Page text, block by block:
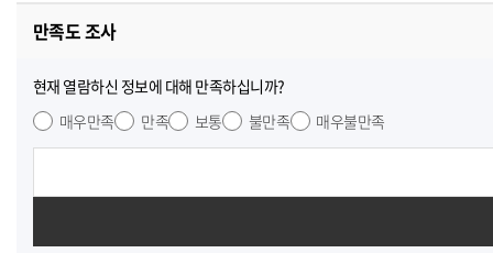
만족도 조사
현재 열람하신 정보에 대해 만족하십니까?
매우만족
만족 보통 불만족 매우불만족